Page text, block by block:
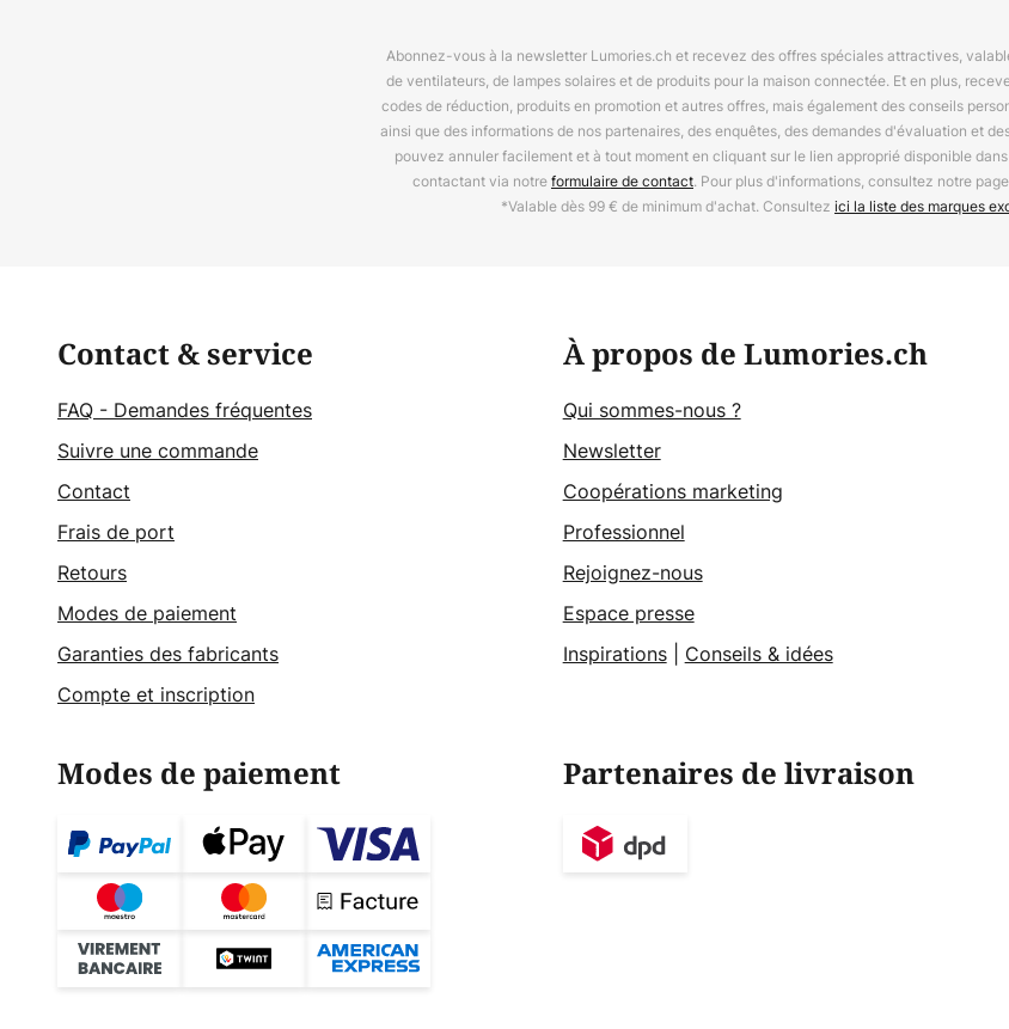
Abonnez-vous à la newsletter Lumories.ch et recevez des offres spéciales attractives,
de ventilateurs, de lampes solaires et de produits pour la maison connectée. Et en plus,
codes de réduction, produits en promotion et autres offres, mais également des conseils
ainsi que des informations de nos partenaires, des enquêtes, des demandes d'évaluation et
pouvez annuler facilement et à tout moment en cliquant sur le lien approprié disponible
contactant via notreformulaire de contact. Pour plus d'informations, consultez notre page
*Valable dès 99 € de minimum d'achat. Consultez ici la liste des marques
Contact & service
FAQ - Demandes fréquentes
Suivre une commande
Contact
Frais de port
Retours
Modes de paiement
Garanties des fabricants
Compte et inscription
À propos de Lumories.ch
Qui sommes-nous ?
Newsletter
Coopérations marketing
Professionnel
Rejoignez-nous
Espace presse
Inspirations| Conseils & idées
Modes de paiement Partenaires de livraison